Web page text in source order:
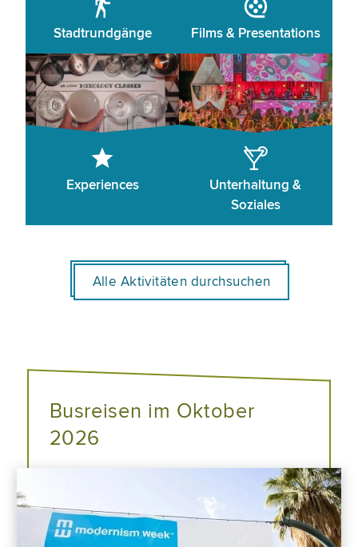
Stadtrundgänge Films & Presentations
Experiences
Unterhaltung &
Soziales
Alle Aktivitäten durchsuchen
Busreisen im Oktober
2026